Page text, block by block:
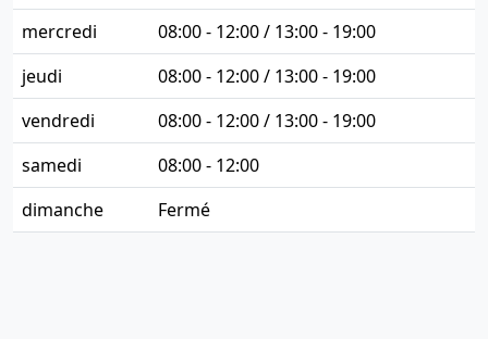
mercredi
08:00 - 12:00 / 13:00 - 19:00
jeudi
08:00 - 12:00 / 13:00 - 19:00
vendredi
08:00 - 12:00 / 13:00 - 19:00
samedi
08:00 - 12:00
dimanche
Fermé